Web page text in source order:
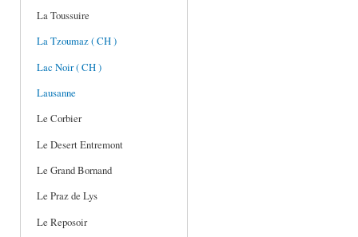
La Toussuire
La Tzoumaz ( CH )
Lac Noir ( CH )
Lausanne
Le Corbier
Le Desert Entremont
Le Grand Bornand
Le Praz de Lys
Le Reposoir